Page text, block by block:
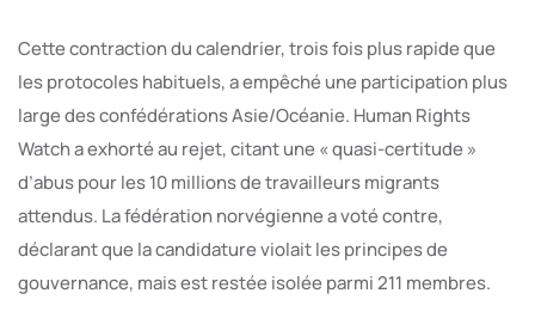
Cette contraction du calendrier, trois fois plus rapide que
les protocoles habituels, a empêché une participation plus
large des confédérations Asie/Océanie. Human Rights
Watch a exhorté au rejet, citant une « quasi-certitude »
d’abus pour les 10 millions de travailleurs migrants
attendus. La fédération norvégienne a voté contre,
déclarant que la candidature violait les principes de
gouvernance, mais est restée isolée parmi 211 membres.